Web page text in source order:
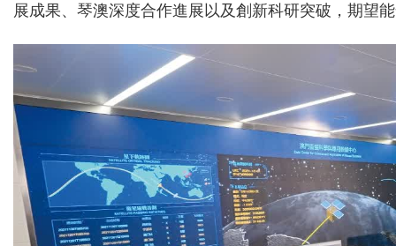
展成果、琴澳深度合作進展以及創新科研突破，期望